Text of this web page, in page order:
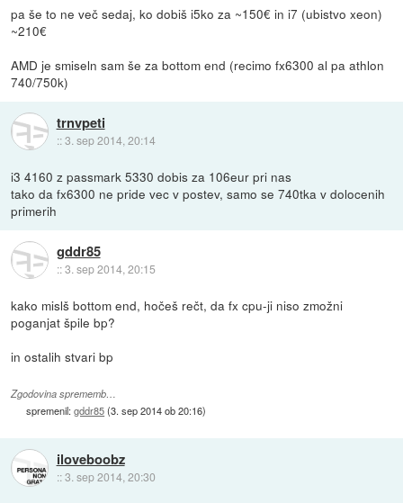
pa še to ne več sedaj, ko dobiš i5ko za ~150€ in i7 (ubistvo xeon)
~210€
AMD je smiseln sam še za bottom end (recimo fx6300 al pa athlon
740/750k)
trnvpeti
::3. sep 2014, 20:14
i3 4160 z passmark 5330 dobis za 106eur pri nas
tako da fx6300 ne pride vec v postev, samo se 740tka v dolocenih
primerih
gddr85
::3. sep 2014, 20:15
kako mislš bottom end, hočeš rečt, da fx cpu-ji niso zmožni
poganjat špile bp?
in ostalih stvari bp
Zgodovina sprememb…
spremenil:gddr85(3. sep 2014 ob 20:16)
iloveboobz
::3. sep 2014, 20:30